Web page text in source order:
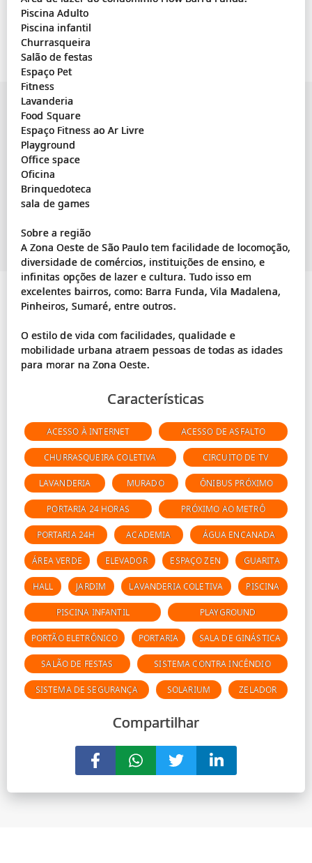
Piscina Adulto
Piscina infantil
Churrasqueira
Salão de festas
Espaço Pet
Fitness
Lavanderia
Food Square
Espaço Fitness ao Ar Livre
Playground
Office space
Oficina
Brinquedoteca
sala de games
Sobre a região
A Zona Oeste de São Paulo tem facilidade de locomoção,
diversidade de comércios, instituições de ensino, e
infinitas opções de lazer e cultura. Tudo isso em
excelentes bairros, como: Barra Funda, Vila Madalena,
Pinheiros, Sumaré, entre outros.
O estilo de vida com facilidades, qualidade e
mobilidade urbana atraem pessoas de todas as idades
Características
ACESSO À INTERNET ACESSO DE ASFALTO
CHURRASQUEIRA COLETIVA CIRCUITO DE TV
LAVANDERIA MURADO ÔNIBUS PRÓXIMO
PORTARIA 24 HORAS PRÓXIMO AO METRÔ
PORTARIA 24H ACADEMIA ÁGUA ENCANADA
ÁREA VERDE ELEVADOR ESPAÇO ZEN GUARITA
HALL JARDIM LAVANDERIA COLETIVA PISCINA
PISCINA INFANTIL PLAYGROUND
PORTÃO ELETRÔNICO PORTARIA SALA DE GINÁSTICA
SALÃO DE FESTAS SISTEMA CONTRA INCÊNDIO
SISTEMA DE SEGURANÇA SOLARIUM ZELADOR
Compartilhar